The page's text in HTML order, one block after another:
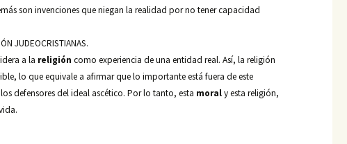
son invenciones que niegan la realidad por no tener capacidad
JUDEOCRISTIANAS.
a la religión como experiencia de una entidad real. Así, la religión
lo que equivale a afirmar que lo importante está fuera de este
defensores del ideal ascético. Por lo tanto, esta moraly esta religión,